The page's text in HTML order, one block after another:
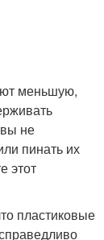
меньшую,
не
пинать их
этот
пластиковые